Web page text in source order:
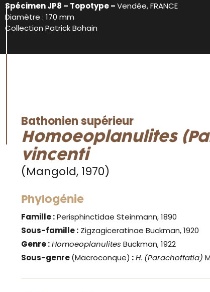
Spécimen JP8 – Topotype –Vendée, FRANCE
Diamètre : 170 mm
Collection Patrick Bohain
Bathonien supérieur
Homoeoplanulites
vincenti
(Mangold, 1970)
Phylogénie
Famille :Perisphinctidae Steinmann, 1890
Sous-famille : Zigzagiceratinae Buckman, 1920
Genre:Homoeoplanulites Buckman, 1922
Sous-genre(Macroconque) :H. (Parachoffatia)